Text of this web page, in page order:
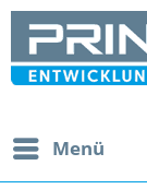
Menü